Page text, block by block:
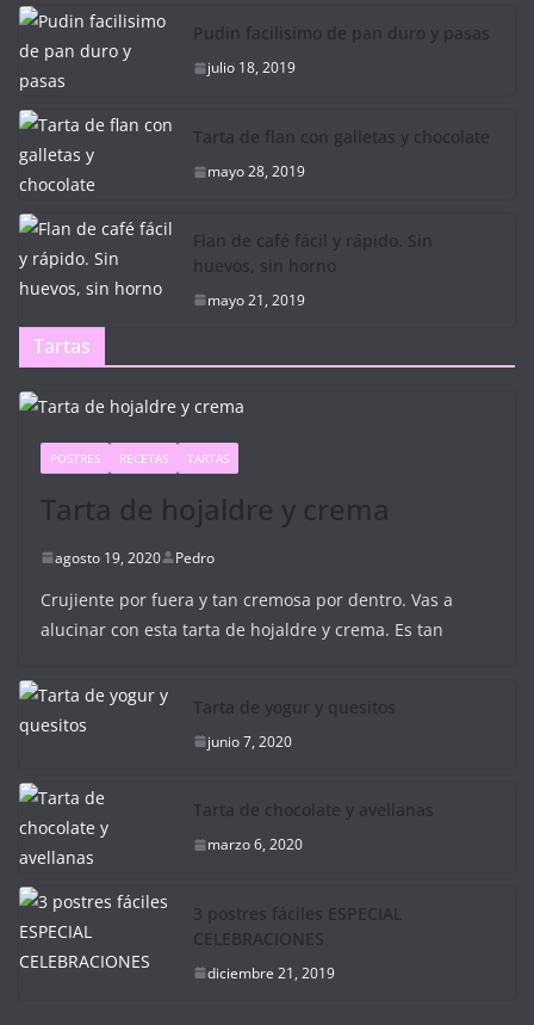
Pudin facilisimo de pan duro y pasas
julio 18, 2019
Tarta de flan con galletas y chocolate
mayo 28, 2019
Flan de café fácil y rápido. Sin
huevos, sin horno
mayo 21, 2019
Tartas
POSTRES RECETAS TARTAS
Tarta de hojaldre y crema
agosto 19, 2020 Pedro
Crujiente por fuera y tan cremosa por dentro. Vas a
alucinar con esta tarta de hojaldre y crema. Es tan
Tarta de yogur y quesitos
junio 7, 2020
Tarta de chocolate y avellanas
marzo 6, 2020
3 postres fáciles ESPECIAL
CELEBRACIONES
diciembre 21, 2019